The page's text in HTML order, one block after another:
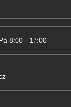
8:00 - 17:00